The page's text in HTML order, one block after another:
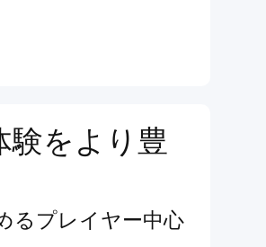
験をより豊
るプレイヤー中心